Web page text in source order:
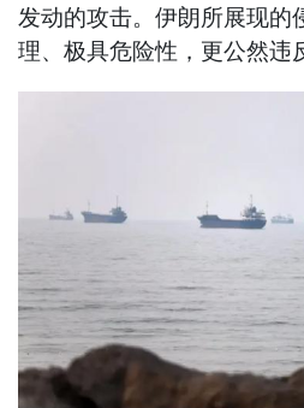
发动的攻击。伊朗所展现的
理、极具危险性，更公然违